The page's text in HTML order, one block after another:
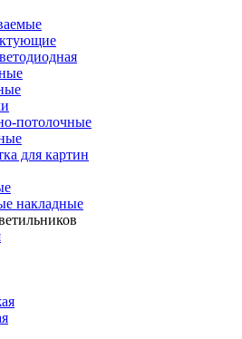
потолочные
для картин
накладные